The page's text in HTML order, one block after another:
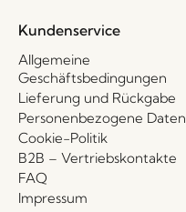
Kundenservice
Allgemeine
Geschäftsbedingungen
Lieferung und Rückgabe
Personenbezogene Daten
Cookie-Politik
B2B – Vertriebskontakte
FAQ
Impressum